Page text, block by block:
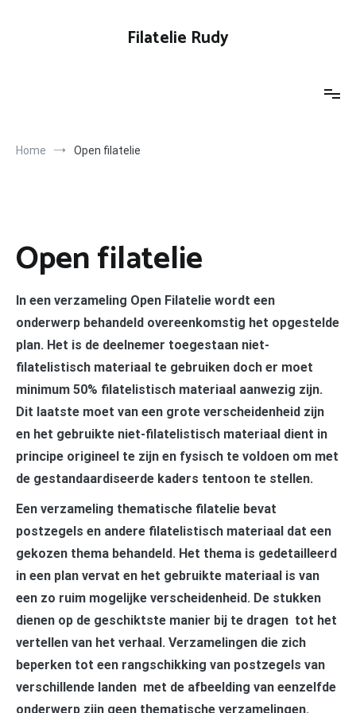
Filatelie Rudy
Home Open filatelie
Open filatelie
In een verzameling Open Filatelie wordt een
onderwerp behandeld overeenkomstig het opgestelde
plan. Het is de deelnemer toegestaan niet-
filatelistisch materiaal te gebruiken doch er moet
minimum 50% filatelistisch materiaal aanwezig zijn.
Dit laatste moet van een grote verscheidenheid zijn
en het gebruikte niet-filatelistisch materiaal dient in
principe origineel te zijn en fysisch te voldoen om met
de gestandaardiseerde kaders tentoon te stellen.
Een verzameling thematische filatelie bevat
postzegels en andere filatelistisch materiaal dat een
gekozen thema behandeld. Het thema is gedetailleerd
in een plan vervat en het gebruikte materiaal is van
een zo ruim mogelijke verscheidenheid. De stukken
dienen op de geschiktste manier bij te dragen tot het
vertellen van het verhaal. Verzamelingen die zich
beperken tot een rangschikking van postzegels van
verschillende landen met de afbeelding van eenzelfde
onderwerp zijn geen thematische verzamelingen.